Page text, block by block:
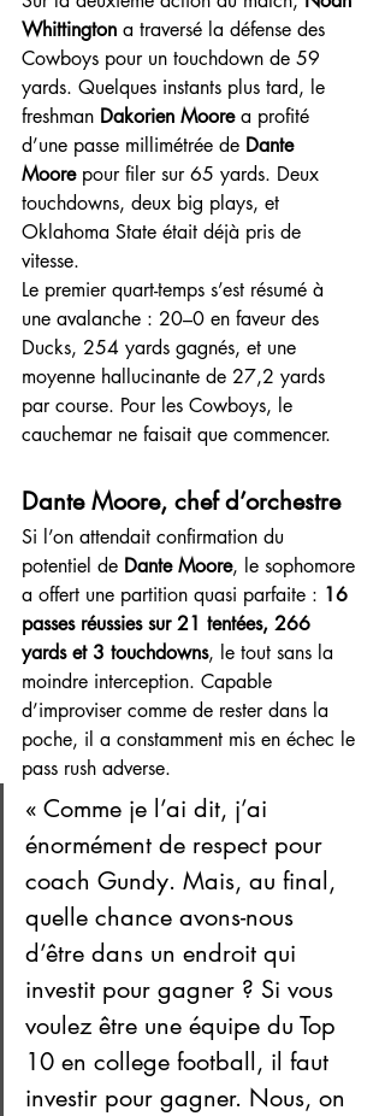
Whittington a traversé la défense des
Cowboys pour un touchdown de 59
yards. Quelques instants plus tard, le
freshman Dakorien Moore a profité
d’une passe millimétrée de Dante
Moore pour filer sur 65 yards. Deux
touchdowns, deux big plays, et
Oklahoma State était déjà pris de
vitesse.
Le premier quart-temps s’est résumé à
une avalanche : 20–0 en faveur des
Ducks, 254 yards gagnés, et une
moyenne hallucinante de 27,2 yards
par course. Pour les Cowboys, le
cauchemar ne faisait que commencer.
Dante Moore, chef d’orchestre
Si l’on attendait confirmation du
potentiel de Dante Moore, le sophomore
a offert une partition quasi parfaite : 16
passes réussies sur 21 tentées, 266
yards et 3 touchdowns, le tout sans la
moindre interception. Capable
d’improviser comme de rester dans la
poche, il a constamment mis en échec le
pass rush adverse.
« Comme je l’ai dit, j’ai
énormément de respect pour
coach Gundy. Mais, au final,
quelle chance avons-nous
d’être dans un endroit qui
investit pour gagner ? Si vous
voulez être une équipe du Top
10 en college football, il faut
investir pour gagner. Nous, on